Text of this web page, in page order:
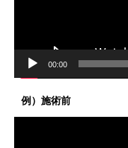
00:00
例）施術前